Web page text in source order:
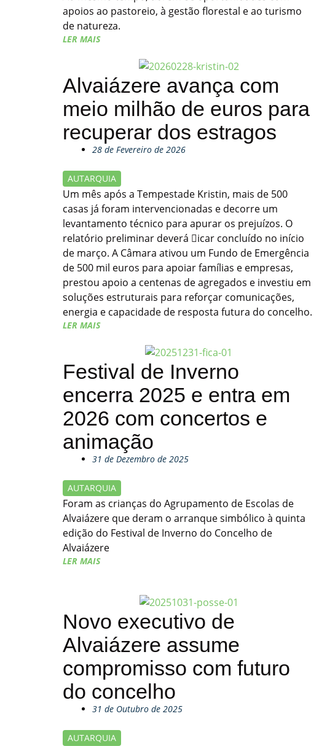
apoios ao pastoreio, à gestão florestal e ao turismo
de natureza.
LER MAIS
Alvaiázere avança com
meio milhão de euros para
recuperar dos estragos
28 de Fevereiro de 2026
AUTARQUIA
Um mês após a Tempestade Kristin, mais de 500
casas já foram intervencionadas e decorre um
levantamento técnico para apurar os prejuízos. O
relatório preliminar deverá 􀏐icar concluído no início
de março. A Câmara ativou um Fundo de Emergência
de 500 mil euros para apoiar famílias e empresas,
prestou apoio a centenas de agregados e investiu em
soluções estruturais para reforçar comunicações,
energia e capacidade de resposta futura do concelho.
LER MAIS
Festival de Inverno
encerra 2025 e entra em
2026 com concertos e
animação
31 de Dezembro de 2025
AUTARQUIA
Foram as crianças do Agrupamento de Escolas de
Alvaiázere que deram o arranque simbólico à quinta
edição do Festival de Inverno do Concelho de
Alvaiázere
LER MAIS
Novo executivo de
Alvaiázere assume
compromisso com futuro
do concelho
31 de Outubro de 2025
AUTARQUIA